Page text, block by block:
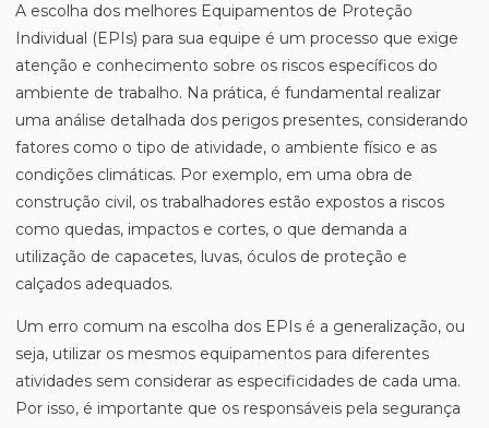
A escolha dos melhores Equipamentos de Proteção
Individual (EPIs) para sua equipe é um processo que exige
atenção e conhecimento sobre os riscos específicos do
ambiente de trabalho. Na prática, é fundamental realizar
uma análise detalhada dos perigos presentes, considerando
fatores como o tipo de atividade, o ambiente físico e as
condições climáticas. Por exemplo, em uma obra de
construção civil, os trabalhadores estão expostos a riscos
como quedas, impactos e cortes, o que demanda a
utilização de capacetes, luvas, óculos de proteção e
calçados adequados.
Um erro comum na escolha dos EPIs é a generalização, ou
seja, utilizar os mesmos equipamentos para diferentes
atividades sem considerar as especificidades de cada uma.
Por isso, é importante que os responsáveis pela segurança